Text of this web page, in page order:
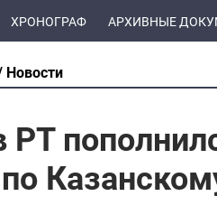
ХРОНОГРАФ АРХИВНЫЕ
Новости
РТ